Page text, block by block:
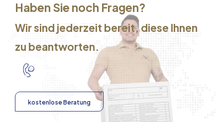
Haben Sie noch Fragen?
Wir sind jederzeit bereit, diese Ihnen
zu beantworten.
kostenlose Beratung